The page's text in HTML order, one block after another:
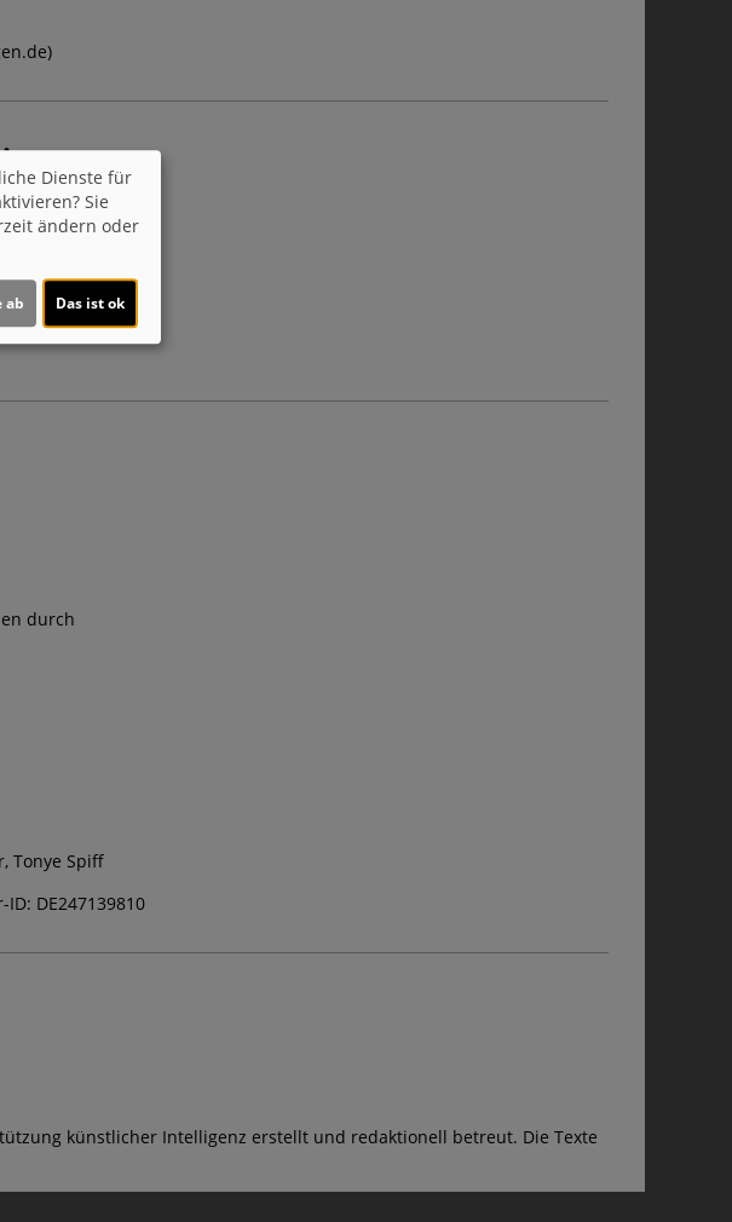
durch
Tonye Spiff
DE247139810
künstlicher Intelligenz erstellt und redaktionell betreut. Die Texte
Dienste für
Sie
ändern oder
ab Das ist ok